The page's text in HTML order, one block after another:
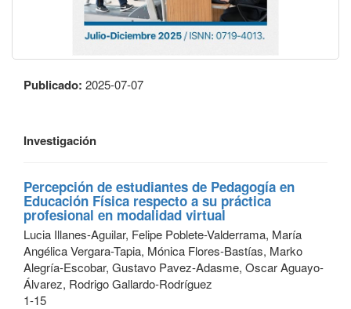
Publicado: 2025-07-07
Investigación
Percepción de estudiantes de Pedagogía en
Educación Física respecto a su práctica
profesional en modalidad virtual
Lucia Illanes-Aguilar, Felipe Poblete-Valderrama, María
Angélica Vergara-Tapia, Mónica Flores-Bastías, Marko
Alegría-Escobar, Gustavo Pavez-Adasme, Oscar Aguayo-
Álvarez, Rodrigo Gallardo-Rodríguez
1-15